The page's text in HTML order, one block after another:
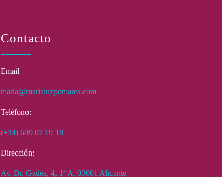
Contacto
Email
maria@marialuzpomares.com
Teléfono:
(+34) 609 07 19 18
Dirección:
Av. Dr. Gadea, 4, 1º A, 03001 Alicante